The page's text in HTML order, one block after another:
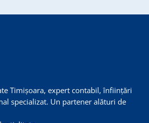
Timişoara, expert contabil, înființări
specializat. Un partener alături de